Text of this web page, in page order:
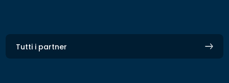
Tutti i partner